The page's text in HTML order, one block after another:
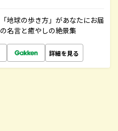
地球の歩き方」があなたにお届
名言と癒やしの絶景集
詳細を見る